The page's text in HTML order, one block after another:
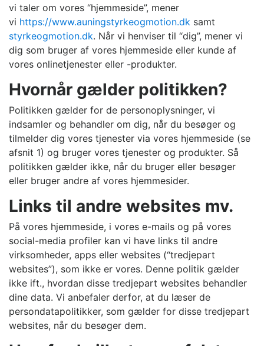
vi taler om vores “hjemmeside”, mener
vi https://www.auningstyrkeogmotion.dk samt
styrkeogmotion.dk. Når vi henviser til “dig”, mener vi
dig som bruger af vores hjemmeside eller kunde af
vores onlinetjenester eller -produkter.
Hvornår gælder politikken?
Politikken gælder for de personoplysninger, vi
indsamler og behandler om dig, når du besøger og
tilmelder dig vores tjenester via vores hjemmeside (se
afsnit 1) og bruger vores tjenester og produkter. Så
politikken gælder ikke, når du bruger eller besøger
eller bruger andre af vores hjemmesider.
Links til andre websites mv.
På vores hjemmeside, i vores e-mails og på vores
social-media profiler kan vi have links til andre
virksomheder, apps eller websites (“tredjepart
websites”), som ikke er vores. Denne politik gælder
ikke ift., hvordan disse tredjepart websites behandler
dine data. Vi anbefaler derfor, at du læser de
persondatapolitikker, som gælder for disse tredjepart
websites, når du besøger dem.